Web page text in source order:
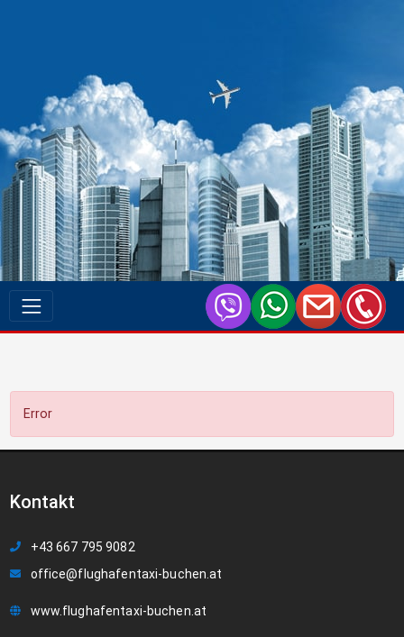
Error
Kontakt
+43 667 795 9082
office@flughafentaxi-buchen.at
www.flughafentaxi-buchen.at